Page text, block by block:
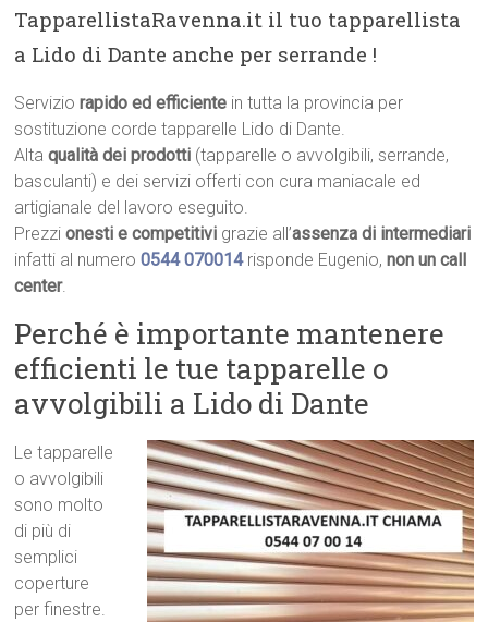
TapparellistaRavenna.it il tuo tapparellista
a Lido di Dante anche per serrande !
Serviziorapido ed efficiente in tutta la provincia per
sostituzione corde tapparelle Lido di Dante.
Altaqualità dei prodotti (tapparelle o avvolgibili, serrande,
basculanti) e dei servizi offerti con cura maniacale ed
artigianale del lavoro eseguito.
Prezzionesti e competitivi grazie all’assenza di intermediari
infatti al numero0544 070014 risponde Eugenio,non un call
center.
Perché è importante mantenere
efficienti le tue tapparelle o
avvolgibili a Lido di Dante
Le tapparelle
o avvolgibili
sono molto
di più di
semplici
coperture
per finestre.